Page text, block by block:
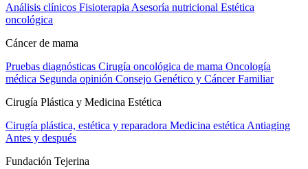
Análisis clínicos Fisioterapia Asesoría nutricional Estética
oncológica
Cáncer de mama
Pruebas diagnósticas Cirugía oncológica de mama Oncología
médica Segunda opinión Consejo Genético y Cáncer Familiar
Cirugía Plástica y Medicina Estética
Cirugía plástica, estética y reparadora Medicina estética Antiaging
Antes y después
Fundación Tejerina